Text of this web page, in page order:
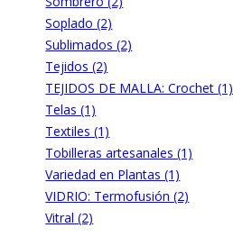
Soplado (2)
Sublimados (2)
Tejidos (2)
TEJIDOS DE MALLA: Crochet (1)
Telas (1)
Textiles (1)
Tobilleras artesanales (1)
Variedad en Plantas (1)
VIDRIO: Termofusión (2)
Vitral (2)